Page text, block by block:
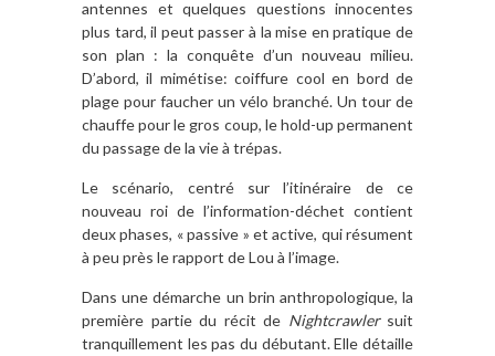
antennes et quelques questions innocentes
plus tard, il peut passer à la mise en pratique de
son plan : la conquête d’un nouveau milieu.
D’abord, il mimétise: coiffure cool en bord de
plage pour faucher un vélo branché. Un tour de
chauffe pour le gros coup, le hold-up permanent
du passage de la vie à trépas.
Le scénario, centré sur l’itinéraire de ce
nouveau roi de l’information-déchet contient
deux phases, « passive » et active, qui résument
à peu près le rapport de Lou à l’image.
Dans une démarche un brin anthropologique, la
première partie du récit de Nightcrawlersuit
tranquillement les pas du débutant. Elle détaille